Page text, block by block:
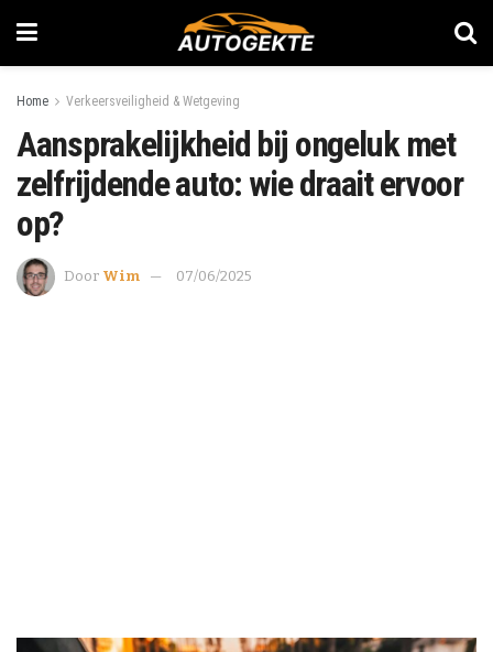
Home Verkeersveiligheid & Wetgeving
Aansprakelijkheid bij ongeluk met
zelfrijdende auto: wie draait ervoor
op?
Door Wim 07/06/2025